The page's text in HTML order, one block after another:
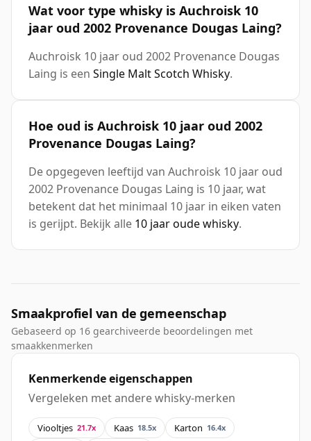
Wat voor type whisky is Auchroisk 10
jaar oud 2002 Provenance Dougas Laing?
Auchroisk 10 jaar oud 2002 Provenance Dougas
Laing is een Single Malt Scotch Whisky.
Hoe oud is Auchroisk 10 jaar oud 2002
Provenance Dougas Laing?
De opgegeven leeftijd van Auchroisk 10 jaar oud
2002 Provenance Dougas Laing is 10 jaar, wat
betekent dat het minimaal 10 jaar in eiken vaten
is gerijpt. Bekijk alle 10 jaar oude whisky.
Smaakprofiel van de gemeenschap
Gebaseerd op 16 gearchiveerde beoordelingen met
smaakkenmerken
Kenmerkende eigenschappen
Vergeleken met andere whisky-merken
Viooltjes 21.7x Kaas 18.5x Karton 16.4x